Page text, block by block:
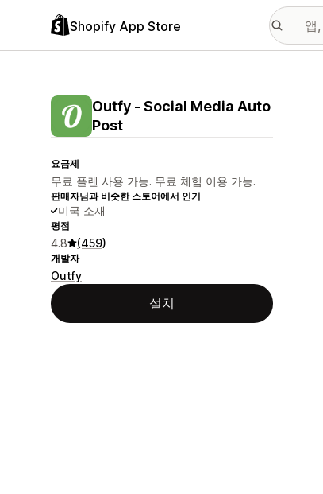
Shopify App Store
Outfy ‑ Social Media Auto
Post
요금제
무료 플랜 사용 가능. 무료 체험 이용 가능.
판매자님과 비슷한 스토어에서 인기
미국 소재
평점
4.8 (459)
개발자
Outfy
설치